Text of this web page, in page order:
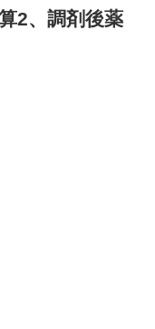
2、調剤後薬